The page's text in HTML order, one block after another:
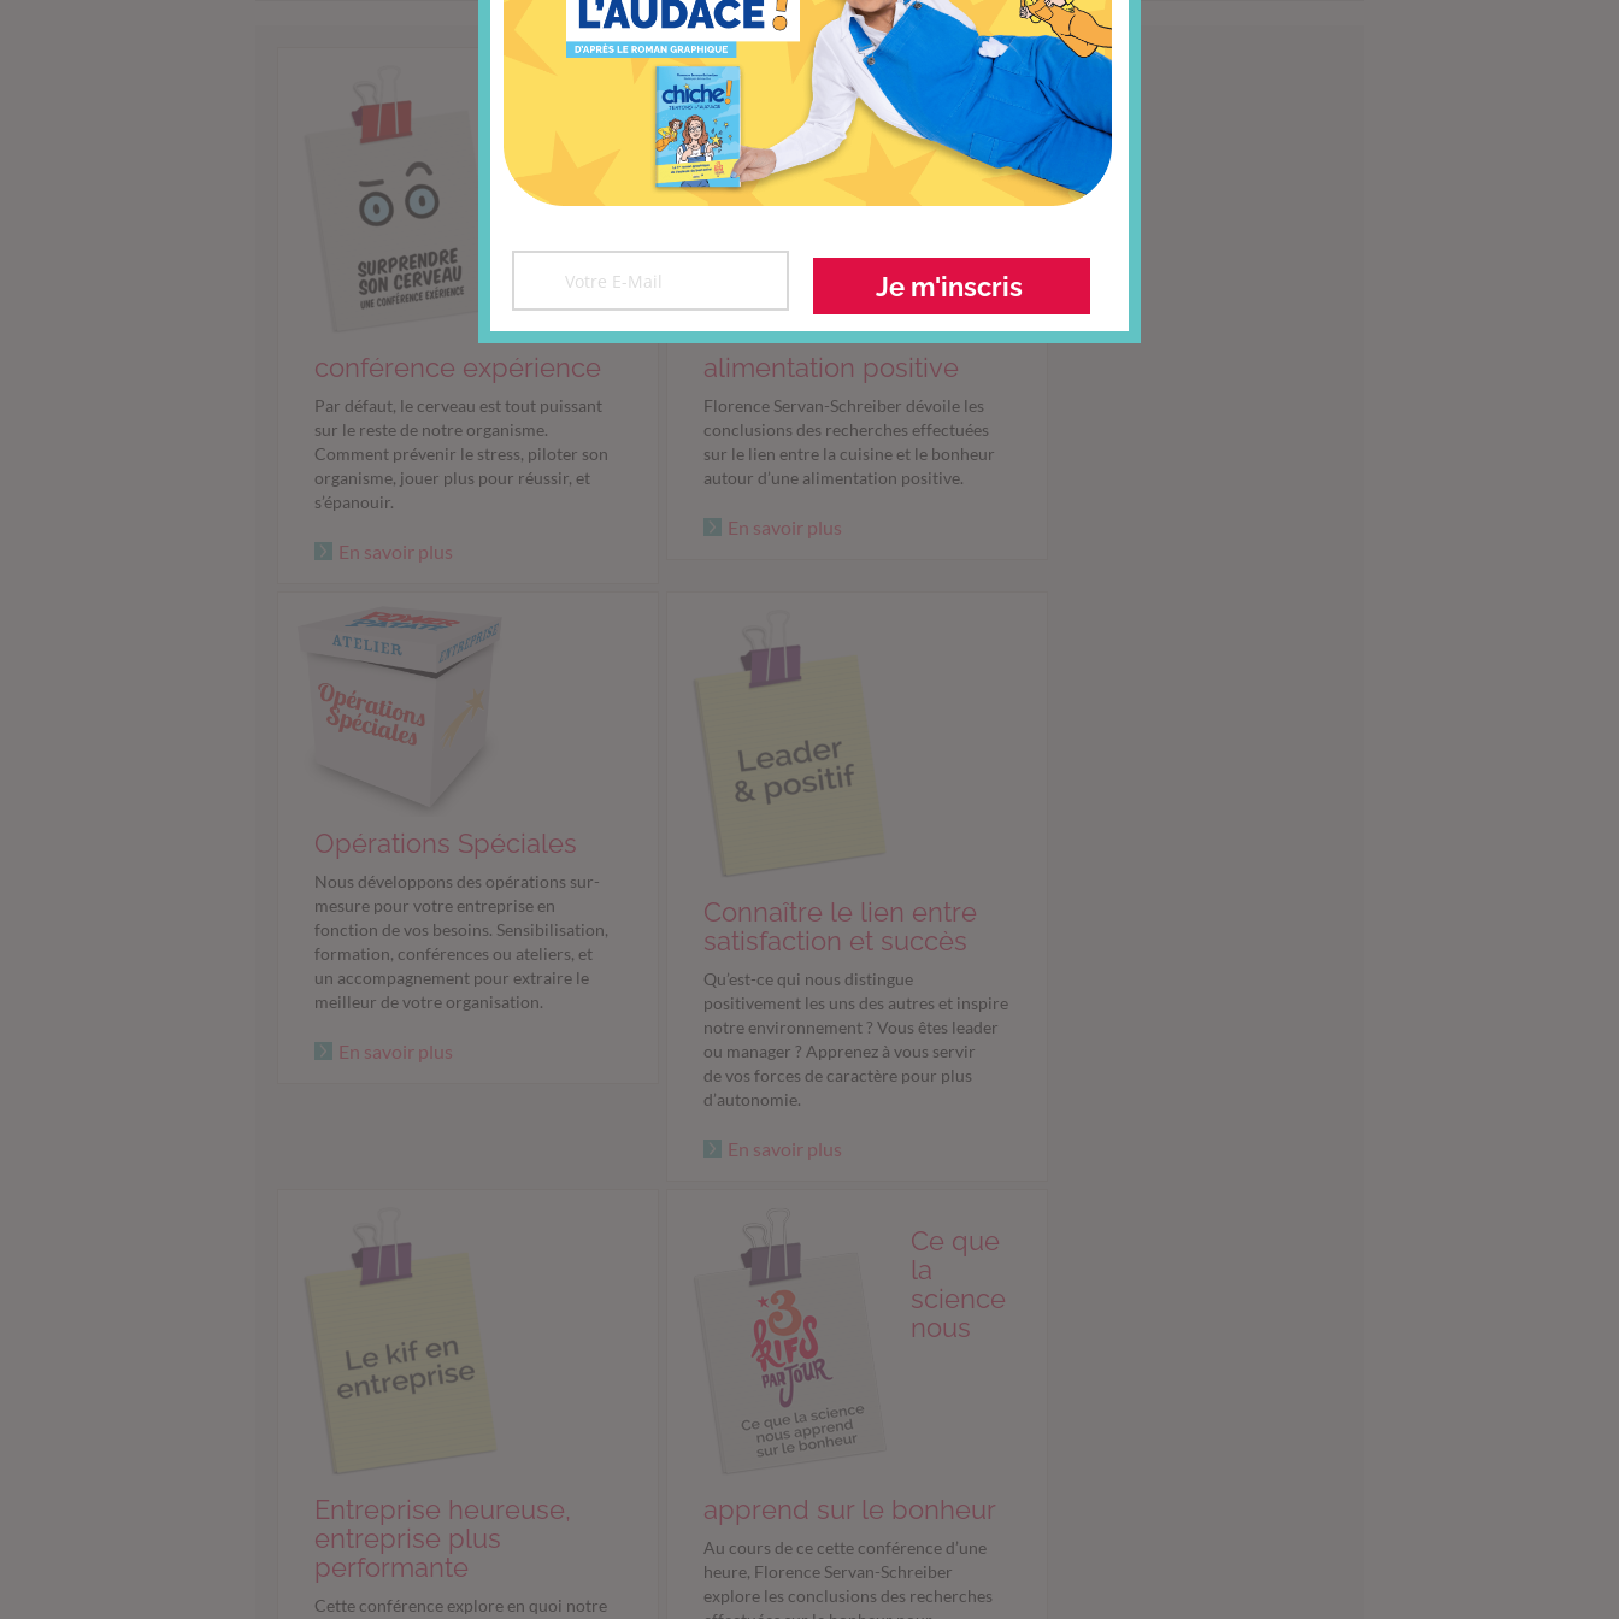
conférence expérience
Par défaut, le cerveau est tout puissant
sur le reste de notre organisme.
Comment prévenir le stress, piloter son
organisme, jouer plus pour réussir, et
s’épanouir.
En savoir plus
Dîner
de kifs,
une
alimentation positive
Florence Servan-Schreiber dévoile les
conclusions des recherches effectuées
sur le lien entre la cuisine et le bonheur
autour d’une alimentation positive.
En savoir plus
Opérations Spéciales
Nous développons des opérations sur-
mesure pour votre entreprise en
fonction de vos besoins. Sensibilisation,
formation, conférences ou ateliers, et
un accompagnement pour extraire le
meilleur de votre organisation.
En savoir plus
Connaître le lien entre
satisfaction et succès
Qu’est-ce qui nous distingue
positivement les uns des autres et inspire
notre environnement ? Vous êtes leader
ou manager ? Apprenez à vous servir
de vos forces de caractère pour plus
d’autonomie.
En savoir plus
Entreprise heureuse,
entreprise plus
performante
Cette conférence explore en quoi notre
Ce que
la
science
nous
apprend sur le bonheur
Au cours de ce cette conférence d’une
heure, Florence Servan-Schreiber
explore les conclusions des recherches
Je m'inscris